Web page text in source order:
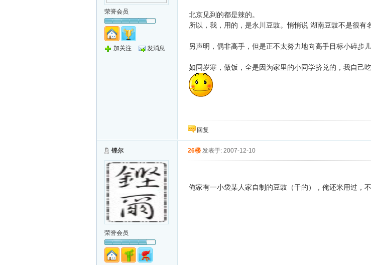
荣誉会员
加关注 发消息
北京见到的都是辣的。
所以，我，用的，是永川豆豉。悄悄说 湖南豆豉不是很
另声明，偶非高手，但是正不太努力地向高手目标小碎步
如同岁寒，做饭，全是因为家里的小同学挤兑的，我自己
回复
铿尔
荣誉会员
26楼 发表于: 2007-12-10
俺家有一小袋某人家自制的豆豉（干的），俺还米用过，